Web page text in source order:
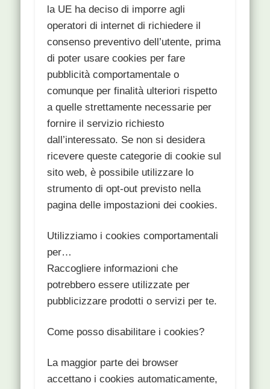
la UE ha deciso di imporre agli
operatori di internet di richiedere il
consenso preventivo dell’utente, prima
di poter usare cookies per fare
pubblicità comportamentale o
comunque per finalità ulteriori rispetto
a quelle strettamente necessarie per
fornire il servizio richiesto
dall’interessato. Se non si desidera
ricevere queste categorie di cookie sul
sito web, è possibile utilizzare lo
strumento di opt-out previsto nella
pagina delle impostazioni dei cookies.
Utilizziamo i cookies comportamentali
per…
Raccogliere informazioni che
potrebbero essere utilizzate per
pubblicizzare prodotti o servizi per te.
Come posso disabilitare i cookies?
La maggior parte dei browser
accettano i cookies automaticamente,